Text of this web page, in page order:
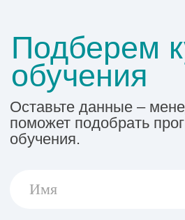
Дипломированный
Третьяков Михаил